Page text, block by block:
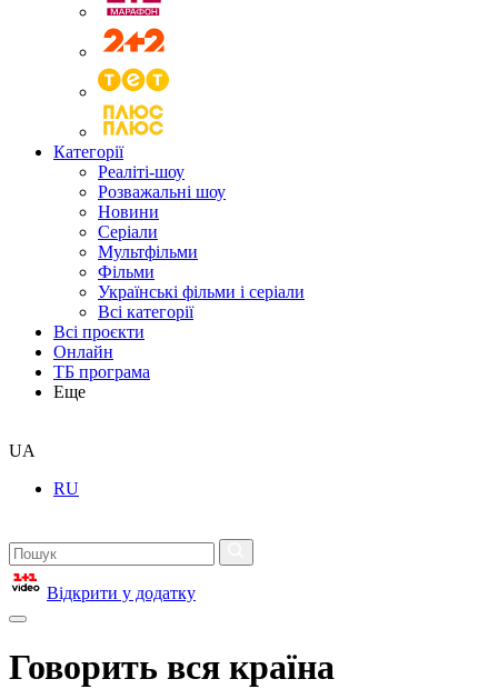
Категорії
Реаліті-шоу
Розважальні шоу
Новини
Серіали
Мультфільми
Фільми
Українські фільми і серіали
Всі категорії
Всі проєкти
Онлайн
ТБ програма
Еще
UA
RU
Відкрити у додатку
Говорить вся країна